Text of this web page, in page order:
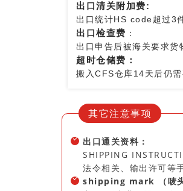
出口清关附加费:
出口统计HS code超过3
出口检查费 ：
出口申告后被海关要求货
超时仓储费：
搬入CFS仓库14天后仍
其它注意事项
出口通关资料：
SHIPPING
法令相关、输出许可等
shipping mark （唛头